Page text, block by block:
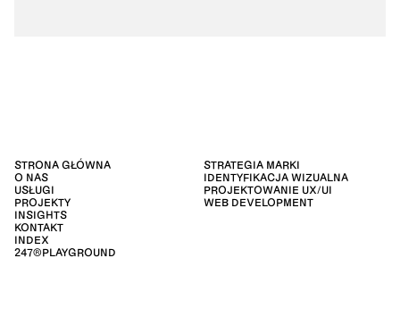
STRONA GŁÓWNA
O NAS
USŁUGI
PROJEKTY
INSIGHTS
KONTAKT
INDEX
247®PLAYGROUND
STRATEGIA MARKI
IDENTYFIKACJA WIZUALNA
PROJEKTOWANIE UX/UI
WEB DEVELOPMENT